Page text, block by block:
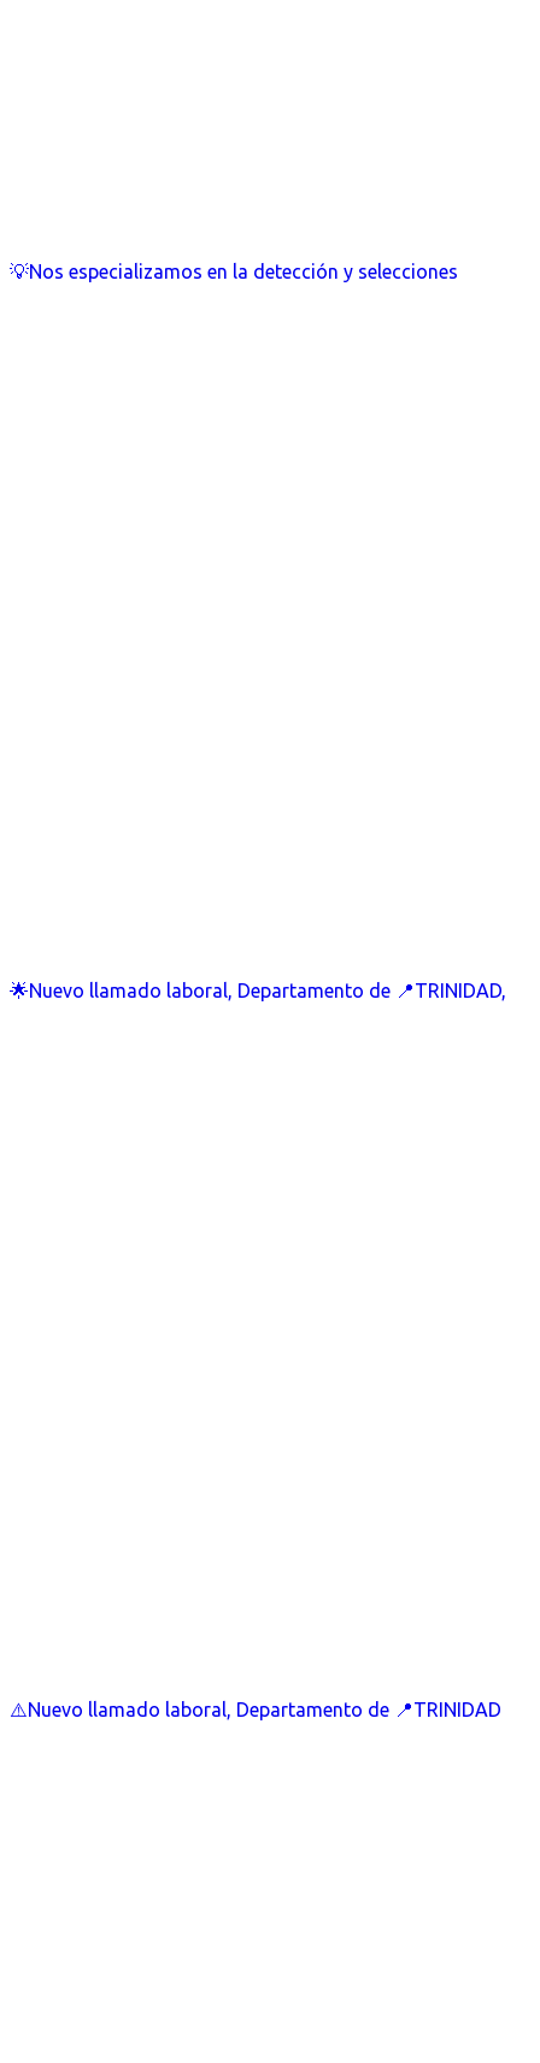
💡Nos especializamos en la detección y selecciones
🌟Nuevo llamado laboral, Departamento de 📍TRINIDAD,
⚠️Nuevo llamado laboral, Departamento de 📍TRINIDAD